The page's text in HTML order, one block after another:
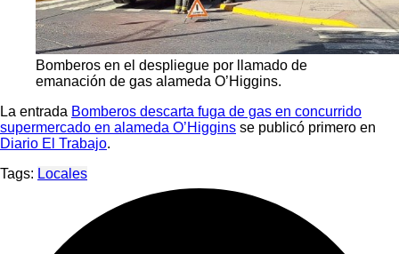
Bomberos en el despliegue por llamado de
emanación de gas alameda O’Higgins.
La entrada Bomberos descarta fuga de gas en concurrido
supermercado en alameda O’Higgins se publicó primero en
Diario El Trabajo.
Tags: Locales